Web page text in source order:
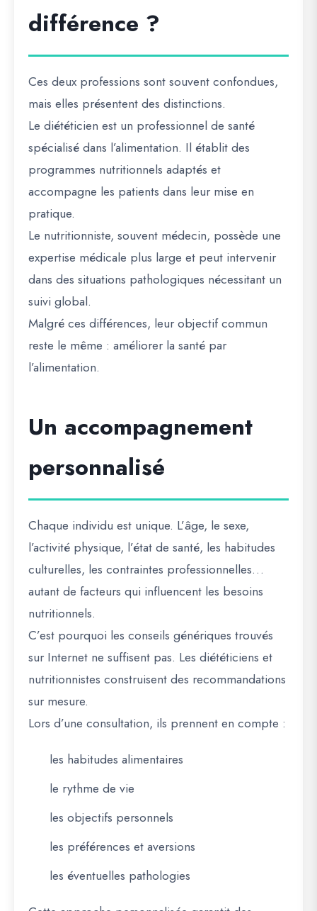
différence ?
Ces deux professions sont souvent confondues,
mais elles présentent des distinctions.
Le diététicien est un professionnel de santé
spécialisé dans l’alimentation. Il établit des
programmes nutritionnels adaptés et
accompagne les patients dans leur mise en
pratique.
Le nutritionniste, souvent médecin, possède une
expertise médicale plus large et peut intervenir
dans des situations pathologiques nécessitant un
suivi global.
Malgré ces différences, leur objectif commun
reste le même : améliorer la santé par
l’alimentation.
Un accompagnement
personnalisé
Chaque individu est unique. L’âge, le sexe,
l’activité physique, l’état de santé, les habitudes
culturelles, les contraintes professionnelles…
autant de facteurs qui influencent les besoins
nutritionnels.
C’est pourquoi les conseils génériques trouvés
sur Internet ne suffisent pas. Les diététiciens et
nutritionnistes construisent des recommandations
sur mesure.
Lors d’une consultation, ils prennent en compte :
les habitudes alimentaires
le rythme de vie
les objectifs personnels
les préférences et aversions
les éventuelles pathologies